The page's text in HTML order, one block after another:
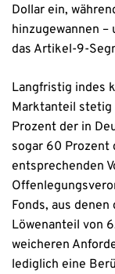
Dollar ein,
hinzugewannen
das Artikel-9-
Langfristig indes
Marktanteil
Prozent der in
sogar 60 Prozent
entsprechenden
Fonds, aus
Löwenanteil von
weicheren
lediglich eine